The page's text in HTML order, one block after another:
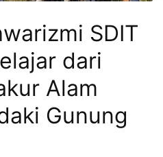
SDIT
dari
Alam
Gunung